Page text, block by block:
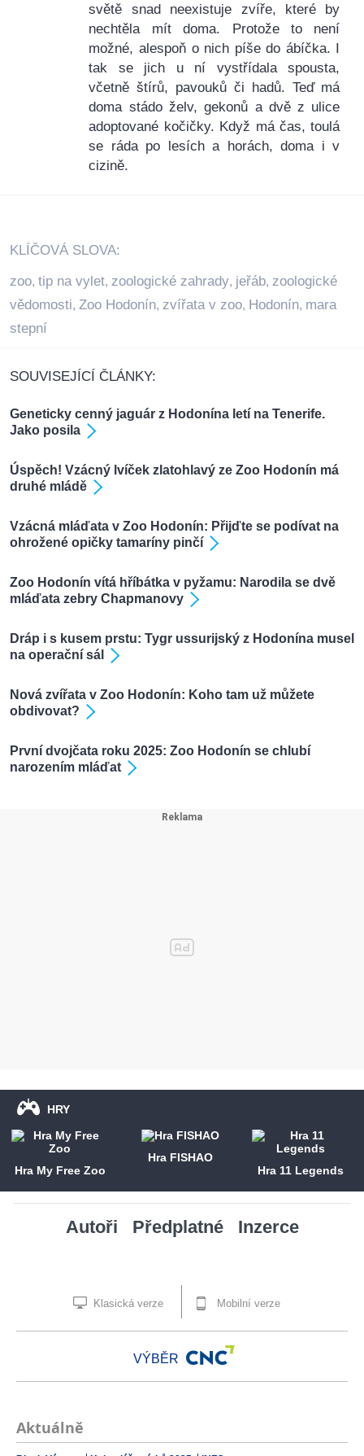
světě snad neexistuje zvíře, které by
nechtěla mít doma. Protože to není
možné, alespoň o nich píše do ábíčka. I
tak se jich u ní vystřídala spousta,
včetně štírů, pavouků či hadů. Teď má
doma stádo želv, gekonů a dvě z ulice
adoptované kočičky. Když má čas, toulá
se ráda po lesích a horách, doma i v
cizině.
KLÍČOVÁ SLOVA:
zoo, tip na vylet, zoologické zahrady, jeřáb, zoologické
vědomosti, Zoo Hodonín, zvířata v zoo, Hodonín, mara
stepní
SOUVISEJÍCÍ ČLÁNKY:
Geneticky cenný jaguár z Hodonína letí na Tenerife.
Jako posila
Úspěch! Vzácný lvíček zlatohlavý ze Zoo Hodonín má
druhé mládě
Vzácná mláďata v Zoo Hodonín: Přijďte se podívat na
ohrožené opičky tamaríny pinčí
Zoo Hodonín vítá hříbátka v pyžamu: Narodila se dvě
mláďata zebry Chapmanovy
Dráp i s kusem prstu: Tygr ussurijský z Hodonína musel
na operační sál
Nová zvířata v Zoo Hodonín: Koho tam už můžete
obdivovat?
První dvojčata roku 2025: Zoo Hodonín se chlubí
narozením mláďat
HRY
Hra My Free Zoo
Hra FISHAO
Hra 11 Legends
Autoři Předplatné Inzerce
Klasická verze Mobilní verze
VÝBĚR
Aktuálně